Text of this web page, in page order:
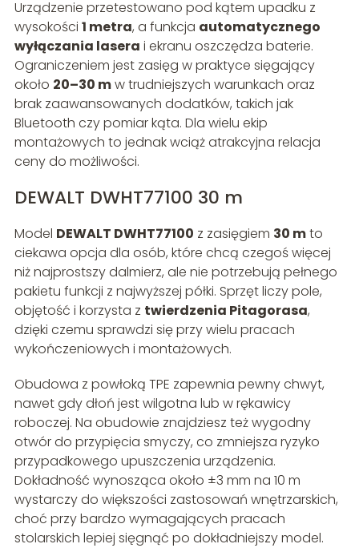
Urządzenie przetestowano pod kątem upadku z
wysokości 1 metra, a funkcja automatycznego
wyłączania lasera i ekranu oszczędza baterie.
Ograniczeniem jest zasięg w praktyce sięgający
około 20–30 mw trudniejszych warunkach oraz
brak zaawansowanych dodatków, takich jak
Bluetooth czy pomiar kąta. Dla wielu ekip
montażowych to jednak wciąż atrakcyjna relacja
ceny do możliwości.
DEWALT DWHT77100 30 m
Model DEWALT DWHT77100 z zasięgiem 30 mto
ciekawa opcja dla osób, które chcą czegoś więcej
niż najprostszy dalmierz, ale nie potrzebują pełnego
pakietu funkcji z najwyższej półki. Sprzęt liczy pole,
objętość i korzysta z twierdzenia Pitagorasa,
dzięki czemu sprawdzi się przy wielu pracach
wykończeniowych i montażowych.
Obudowa z powłoką TPE zapewnia pewny chwyt,
nawet gdy dłoń jest wilgotna lub w rękawicy
roboczej. Na obudowie znajdziesz też wygodny
otwór do przypięcia smyczy, co zmniejsza ryzyko
przypadkowego upuszczenia urządzenia.
Dokładność wynosząca około ±3 mm na 10 m
wystarczy do większości zastosowań wnętrzarskich,
choć przy bardzo wymagających pracach
stolarskich lepiej sięgnąć po dokładniejszy model.